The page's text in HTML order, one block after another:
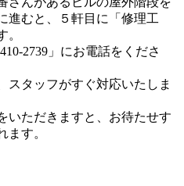
進むと、５軒目に「修理工
。
2739」にお電話をくださ
スタッフがすぐ対応いたしま
いただきますと、お待たせす
ます。